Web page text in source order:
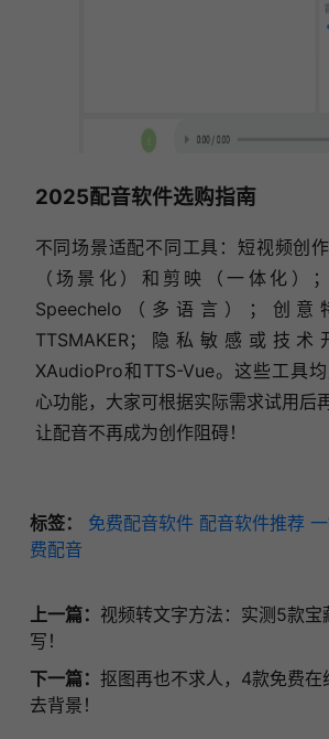
2025配音软件选购指南
不同场景适配不同工具：短视频创
（场景化）和剪映（一体化）
Speechelo（多语言）；创意
TTSMAKER；隐私敏感或技
XAudioPro和TTS-Vue。这些工具
心功能，大家可根据实际需求试用后
让配音不再成为创作阻碍！
标签： 免费配音软件 配音软件推荐
费配音
上一篇： 视频转文字方法：实测5款宝
写！
下一篇： 抠图再也不求人，4款免费在
去背景！